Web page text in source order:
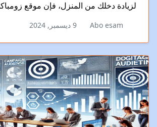
لزيادة دخلك من المنزل، فإن موقع
Abo esam 9 ديسمبر, 2024